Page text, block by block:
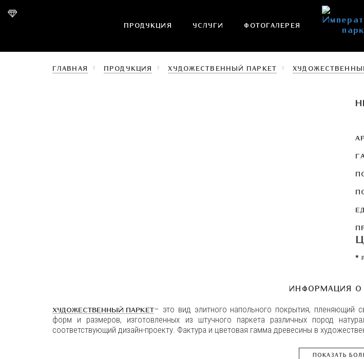
ФОТОГАЛЕРЕЯ
УСЛУГИ
ПРОДУКЦИЯ
ГЛАВНАЯ ПРОДУКЦИЯ ХУДОЖЕСТВЕННЫЙ ПАРКЕТ
✱
ИНФОРМАЦИЯ О
ХУДОЖЕСТВЕННЫЙ ПАРКЕТ– это вид элитного напольного покрытия, пленяющий
форм и размеров, изготовленных из штучного паркета различных пород
соответствующий дизайн-проекту. Фактура и цветовая гамма древесины в
ПОКАЗАТЬ